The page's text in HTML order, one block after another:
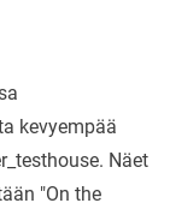
kevyempää
Näet
"On the